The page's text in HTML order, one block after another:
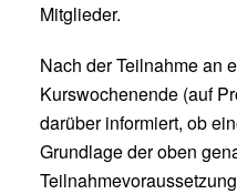
Mitglieder.
Nach der Teilnahme an
Kurswochenende (auf
darüber informiert, ob
Grundlage der oben